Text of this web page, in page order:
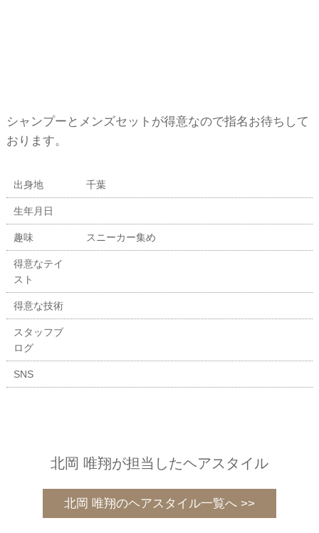
シャンプーとメンズセットが得意なので指名お待ちして
おります。
出身地 千葉
生年月日
趣味 スニーカー集め
得意なテイ
スト
得意な技術
スタッフブ
ログ
SNS
北岡 唯翔が担当したヘアスタイル
北岡 唯翔のヘアスタイル一覧へ >>